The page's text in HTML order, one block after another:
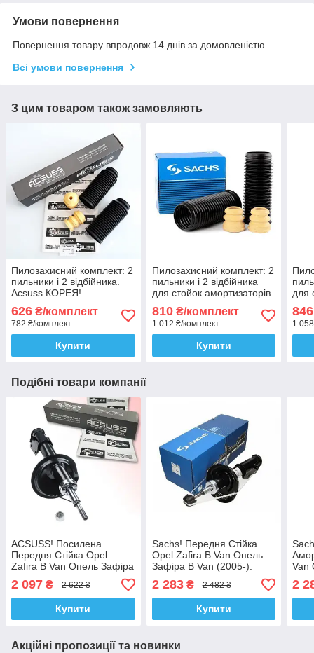
Умови повернення
Повернення товару впродовж 14 днів за домовленістю
Всі умови повернення
З цим товаром також замовляють
Пилозахисний комплект: 2
пильники і 2 відбійника.
Acsuss КОРЕЯ!
626 ₴/комплект
782 ₴/комплект
Купити
Пилозахисний комплект: 2
пильники і 2 відбійника
для стойок амортизаторів.
810₴/комплект
1 012 ₴/комплект
Купити
для
846
1
Подібні товари компанії
ACSUSS! Посилена
Передня Стійка Opel
Zafira B Van Опель Зафіра
B Van (2005-). Ліва.
313480 , 339703 Корея!
2 097 ₴ 2 622 ₴
Купити
Sachs! Передня Стійка
Opel Zafira B Van Опель
Зафіра B Van (2005-).
Ліва. 313480 , 339703
Сакс!
2 283₴ 2 482 ₴
Купити
Van
2
Акційні пропозиції та новинки